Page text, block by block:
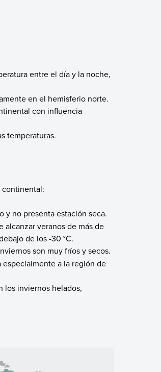
entre el día y la noche,
en el hemisferio norte.
con influencia
temperaturas.
continental:
y no presenta estación seca.
alcanzar veranos de más de
de los -30 °C.
son muy fríos y secos.
a la región de
los inviernos helados,